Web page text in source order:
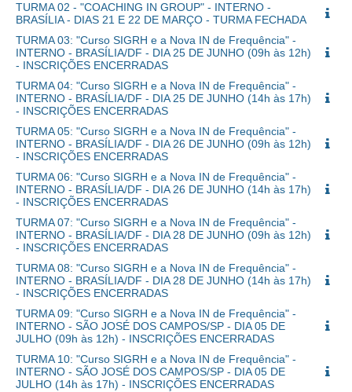
TURMA 02 - "COACHING IN GROUP" - INTERNO -
BRASÍLIA - DIAS 21 E 22 DE MARÇO - TURMA FECHADA
TURMA 03: "Curso SIGRH e a Nova IN de Frequência" -
INTERNO - BRASÍLIA/DF - DIA 25 DE JUNHO (09h às 12h)
- INSCRIÇÕES ENCERRADAS
TURMA 04: "Curso SIGRH e a Nova IN de Frequência" -
INTERNO - BRASÍLIA/DF - DIA 25 DE JUNHO (14h às 17h)
- INSCRIÇÕES ENCERRADAS
TURMA 05: "Curso SIGRH e a Nova IN de Frequência" -
INTERNO - BRASÍLIA/DF - DIA 26 DE JUNHO (09h às 12h)
- INSCRIÇÕES ENCERRADAS
TURMA 06: "Curso SIGRH e a Nova IN de Frequência" -
INTERNO - BRASÍLIA/DF - DIA 26 DE JUNHO (14h às 17h)
- INSCRIÇÕES ENCERRADAS
TURMA 07: "Curso SIGRH e a Nova IN de Frequência" -
INTERNO - BRASÍLIA/DF - DIA 28 DE JUNHO (09h às 12h)
- INSCRIÇÕES ENCERRADAS
TURMA 08: "Curso SIGRH e a Nova IN de Frequência" -
INTERNO - BRASÍLIA/DF - DIA 28 DE JUNHO (14h às 17h)
- INSCRIÇÕES ENCERRADAS
TURMA 09: "Curso SIGRH e a Nova IN de Frequência" -
INTERNO - SÃO JOSÉ DOS CAMPOS/SP - DIA 05 DE
JULHO (09h às 12h) - INSCRIÇÕES ENCERRADAS
TURMA 10: "Curso SIGRH e a Nova IN de Frequência" -
INTERNO - SÃO JOSÉ DOS CAMPOS/SP - DIA 05 DE
JULHO (14h às 17h) - INSCRIÇÕES ENCERRADAS